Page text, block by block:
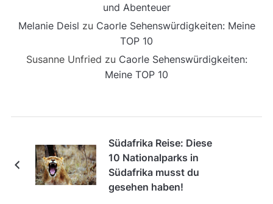
und Abenteuer
Melanie Deisl zu Caorle Sehenswürdigkeiten: Meine
TOP 10
Susanne Unfried zu Caorle Sehenswürdigkeiten:
Meine TOP 10
Südafrika Reise: Diese
10 Nationalparks in
Südafrika musst du
gesehen haben!